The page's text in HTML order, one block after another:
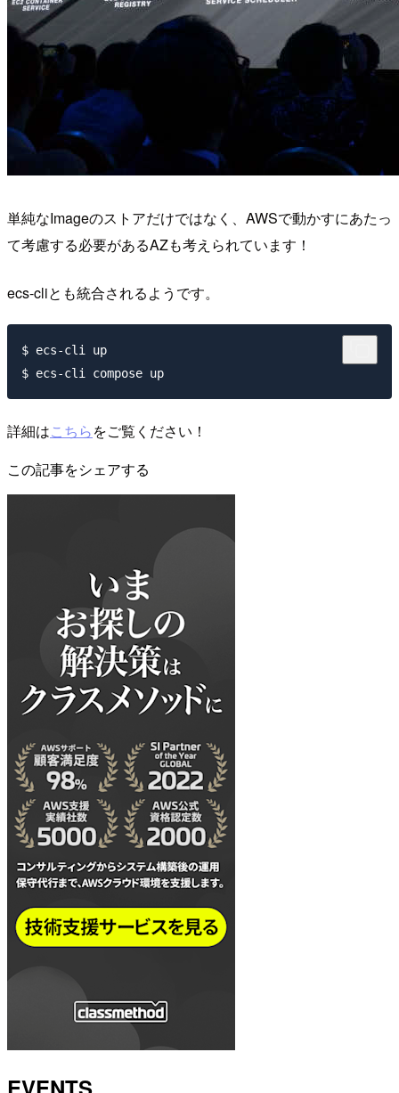
単純なImageのストアだけではなく、AWSで動かすにあたっ
て考慮する必要があるAZも考えられています！
ecs-cliとも統合されるようです。
$ ecs-cli up
詳細はこちらをご覧ください！
この記事をシェアする